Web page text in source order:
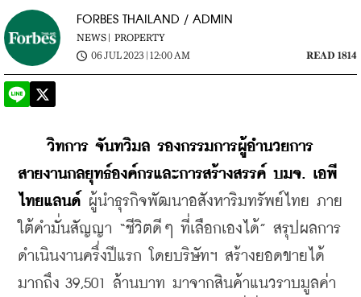
FORBES THAILAND / ADMIN
NEWS |
PROPERTY
06 JUL 2023 | 12:00 AM
READ 1814
วิทการ จันทวิมล รองกรรมการผู้อำนวยการ
สายงานกลยุทธ์องค์กรและการสร้างสรรค์ บมจ. เอพี
ไทยแลนด์ ผู้นำธุรกิจพัฒนาอสังหาริมทรัพย์ไทย ภาย
ใต้คำมั่นสัญญา “ชีวิตดีๆ ที่เลือกเองได้” สรุปผลการ
ดำเนินงานครึ่งปีแรก โดยบริษัทฯ สร้างยอดขายได้
มากถึง 39,501 ล้านบาท มาจากสินค้าแนวราบมูลค่า